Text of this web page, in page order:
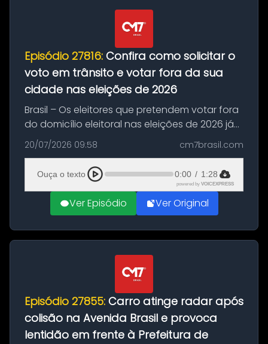
Episódio 27816: Confira como solicitar o
voto em trânsito e votar fora da sua
cidade nas eleições de 2026
Brasil – Os eleitores que pretendem votar fora
do domicílio eleitoral nas eleições de 2026 já
podem solicitar o voto em trânsito a partir
desta segunda-feira (20). O pedido pode ser
feito até 20 de ag...
20/07/2026 09:58 cm7brasil.com
Ouça o texto 0:00 / 1:28
powered by VOICEXPRESS
Ver Episódio Ver Original
Episódio 27855: Carro atinge radar após
colisão na Avenida Brasil e provoca
lentidão em frente à Prefeitura de